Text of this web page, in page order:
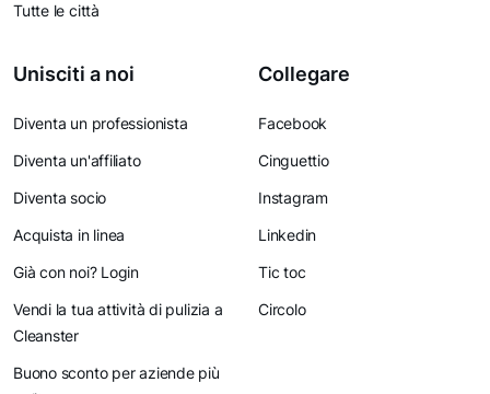
Tutte le città
Unisciti a noi
Diventa un professionista
Diventa un'affiliato
Diventa socio
Acquista in linea
Già con noi? Login
Vendi la tua attività di pulizia a
Cleanster
Buono sconto per aziende più
Collegare
Facebook
Cinguettio
Instagram
Linkedin
Tic toc
Circolo